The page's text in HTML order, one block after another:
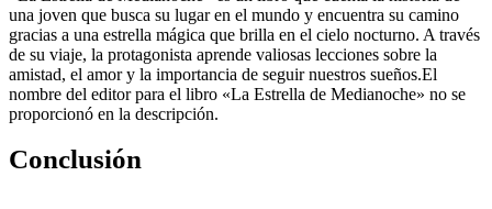
una joven que busca su lugar en el mundo y encuentra su camino
gracias a una estrella mágica que brilla en el cielo nocturno. A través
de su viaje, la protagonista aprende valiosas lecciones sobre la
amistad, el amor y la importancia de seguir nuestros sueños.El
nombre del editor para el libro «La Estrella de Medianoche» no se
proporcionó en la descripción.
Conclusión